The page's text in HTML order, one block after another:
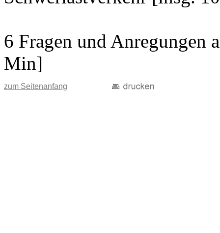
6 Fragen und Anregungen
Min]
zum Seitenanfang